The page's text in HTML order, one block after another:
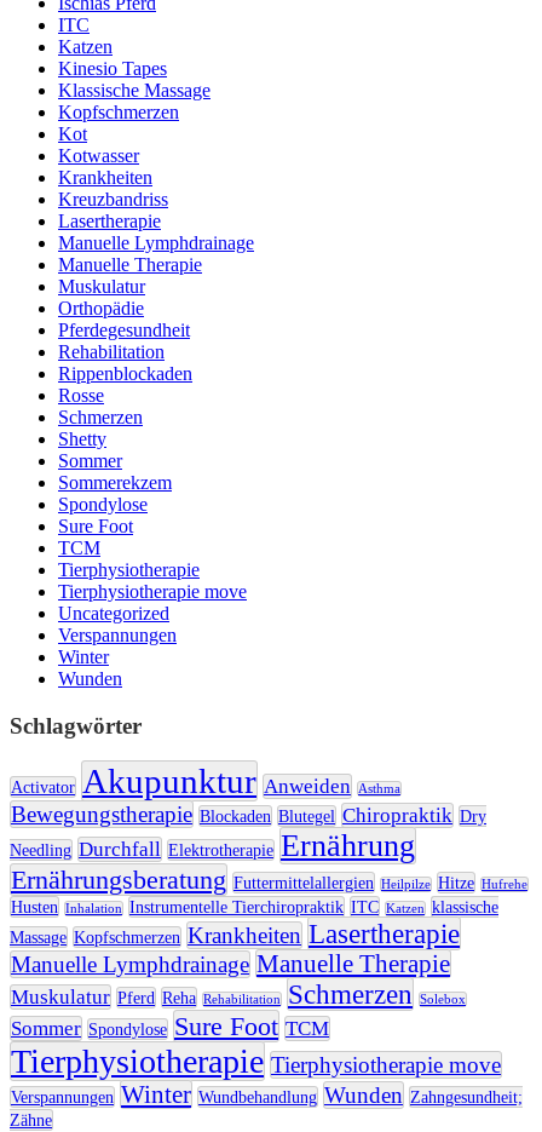
ITC
Katzen
Kinesio Tapes
Klassische Massage
Kopfschmerzen
Kot
Kotwasser
Krankheiten
Kreuzbandriss
Lasertherapie
Manuelle Lymphdrainage
Manuelle Therapie
Muskulatur
Orthopädie
Pferdegesundheit
Rehabilitation
Rippenblockaden
Rosse
Schmerzen
Shetty
Sommer
Sommerekzem
Spondylose
Sure Foot
TCM
Tierphysiotherapie
Tierphysiotherapie move
Uncategorized
Verspannungen
Winter
Wunden
Schlagwörter
Activator Akupunktur Anweiden Asthma
Bewegungstherapie Blockaden Blutegel Chiropraktik Dry
Needling Durchfall Elektrotherapie Ernährung
Ernährungsberatung Futtermittelallergien Heilpilze Hitze Hufrehe
Husten Inhalation Instrumentelle Tierchiropraktik ITC Katzen klassische
Massage Kopfschmerzen Krankheiten Lasertherapie
Manuelle Lymphdrainage Manuelle Therapie
Muskulatur Pferd Reha Rehabilitation Schmerzen Solebox
Sommer Spondylose Sure Foot TCM
Tierphysiotherapie Tierphysiotherapie move
Verspannungen Winter Wundbehandlung Wunden Zahngesundheit;
Zähne